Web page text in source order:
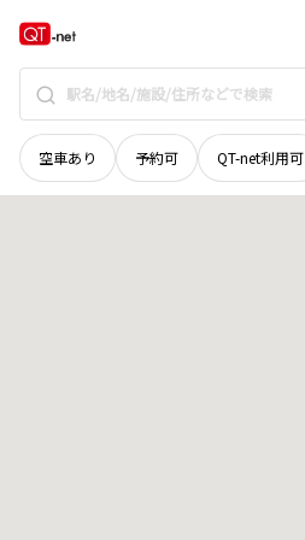
空車あり 予約可 QT-net利用可
秋田県